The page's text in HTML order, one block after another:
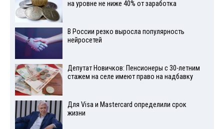
на уровне не ниже 40% от заработка
В России резко выросла популярность
нейросетей
Депутат Новичков: Пенсионеры с 30-летним
стажем на селе имеют право на надбавку
Для Visа и Mastercard определили срок
жизни